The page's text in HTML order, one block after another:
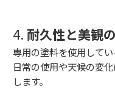
4. 耐久性と美観
専用の塗料を使用してい
日常の使用や天候の変化
します。